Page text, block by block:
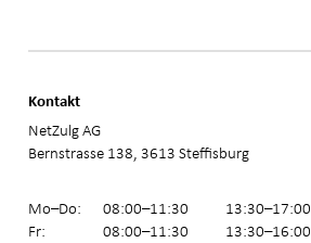
Kontakt
NetZulg AG
Bernstrasse 138, 3613 Steffisburg
Mo–Do: 08:00–11:30
13:30–17:00
Fr:
08:00–11:30 13:30–16:00